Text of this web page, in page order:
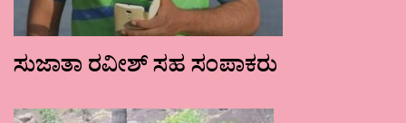
ಸುಜಾತಾ ರವೀಶ್ ಸಹ ಸಂಪಾಕರು